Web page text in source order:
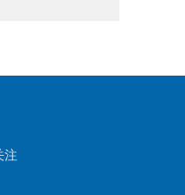
注